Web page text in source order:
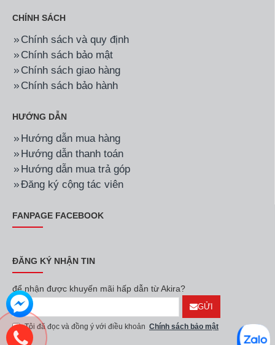
CHÍNH SÁCH
Chính sách và quy định
Chính sách bảo mật
Chính sách giao hàng
Chính sách bảo hành
HƯỚNG DẪN
Hướng dẫn mua hàng
Hướng dẫn thanh toán
Hướng dẫn mua trả góp
Đăng ký cộng tác viên
FANPAGE FACEBOOK
ĐĂNG KÝ NHẬN TIN
để nhận được khuyến mãi hấp dẫn từ Akira?
GỬI
Tôi đã đọc và đồng ý với điều khoản Chính sách bảo mật